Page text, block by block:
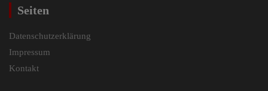
Seiten
Datenschutzerklärung
Impressum
Kontakt